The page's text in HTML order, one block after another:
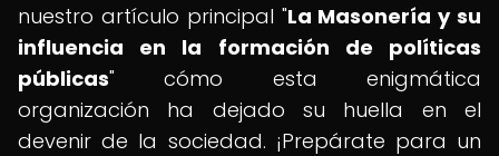
nuestro artículo principal "La Masonería y su
influencia en la formación de políticas
públicas" cómo esta enigmática
organización ha dejado su huella en el
devenir de la sociedad. ¡Prepárate para un